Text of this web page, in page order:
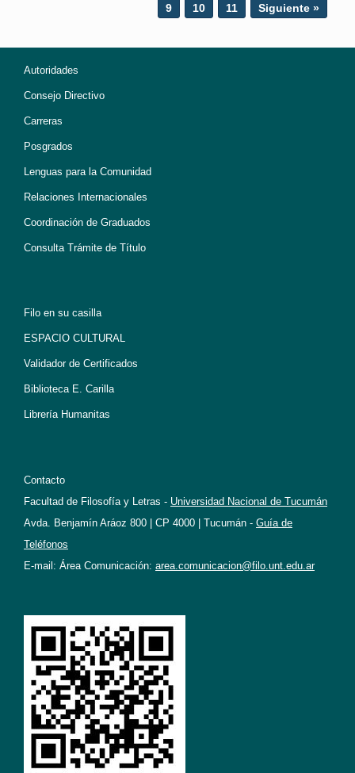
9
10 11 Siguiente »
Autoridades
Consejo Directivo
Carreras
Posgrados
Lenguas para la Comunidad
Relaciones Internacionales
Coordinación de Graduados
Consulta Trámite de Título
Filo en su casilla
ESPACIO CULTURAL
Validador de Certificados
Biblioteca E. Carilla
Librería Humanitas
Contacto
Facultad de Filosofía y Letras - Universidad Nacional de Tucumán
Avda. Benjamín Aráoz 800 | CP 4000 | Tucumán - Guía de
Teléfonos
E-mail: Área Comunicación: area.comunicacion@filo.unt.edu.ar